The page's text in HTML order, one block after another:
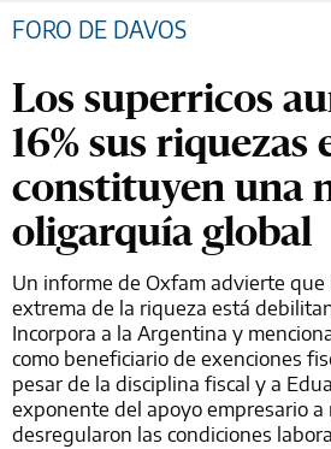
FORO DE DAVOS
Los superricos
16% sus riquezas
constituyen una
oligarquía global
Un informe de Oxfam advierte que
extrema de la riqueza está
Incorpora a la Argentina y
como beneficiario de exenciones
pesar de la disciplina fiscal y a
exponente del apoyo empresario a
desregularon las condiciones